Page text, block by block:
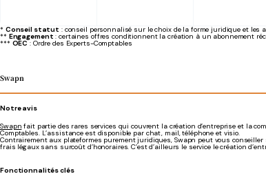
* Conseil statut : conseil personnalisé sur le choix de la forme juridique et les
** Engagement : certaines offres conditionnent la création à un abonnement
*** OEC: Ordre des Experts-Comptables
Swapn
Notre avis
Swapn fait partie des rares services qui couvrent la création d’entreprise et la
Comptables. L’assistance est disponible par chat, mail, téléphone et visio.
Contrairement aux plateformes purement juridiques, Swapn peut vous
frais légaux sans surcoût d’honoraires. C’est d’ailleurs le service le création
Fonctionnalités clés